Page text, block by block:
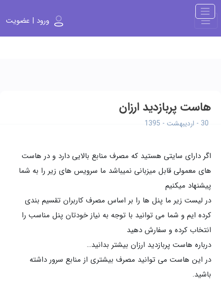
ورود | عضویت
هاست پربازدید ارزان
30 - اردیبهشت - 1395
اگر دارای سایتی هستید که مصرف منابع بالایی دارد و در هاست
های معمولی قابل میزبانی نمیباشد ما سرویس های زیر را به شما
پیشنهاد میکنیم
در لیست زیر ما پنل ها را بر اساس مصرف کاربران تقسیم بندی
کرده ایم و شما می توانید با توجه به نیاز خودتان پنل مناسب را
انتخاب کرده و سفارش دهید
درباره هاست پربازدید ارزان بیشتر بدانید…
در این هاست می توانید مصرف بیشتری از منابع سرور داشته
باشید.